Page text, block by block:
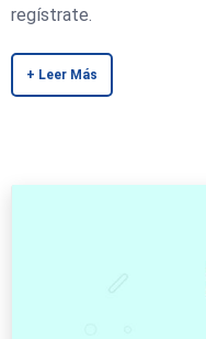
regístrate.
+ Leer Más